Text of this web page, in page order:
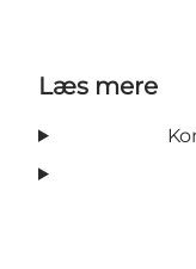
Læs mere